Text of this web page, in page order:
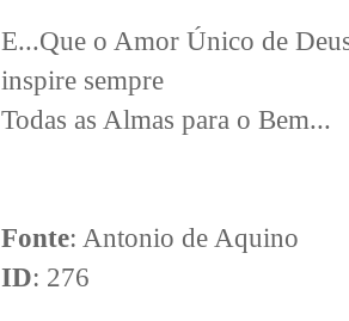
E...Que o Amor Único de
inspire sempre
Todas as Almas para o Bem...
Fonte: Antonio de Aquino
ID: 276